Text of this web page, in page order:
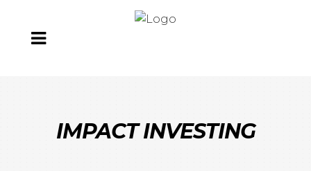
IMPACT INVESTING